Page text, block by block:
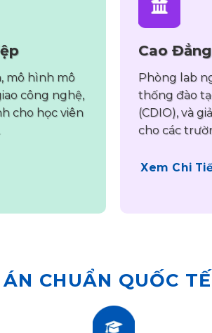
mô hình mô
công nghệ,
cho học viên
Cao
Phòng lab
thống đào
(CDIO), và
cho các
Xem Chi
CHUẨN QUỐC TẾ